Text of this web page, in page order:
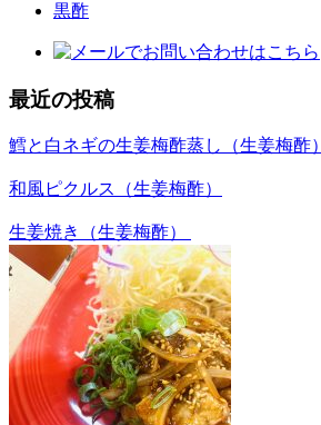
黒酢
最近の投稿
鱈と白ネギの生姜梅酢蒸し（生姜梅酢）
和風ピクルス（生姜梅酢）
生姜焼き（生姜梅酢）